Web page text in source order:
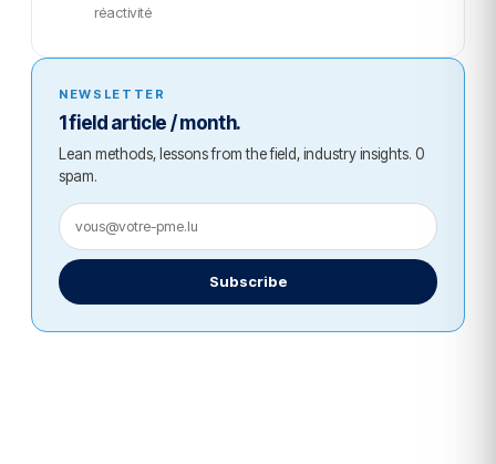
réactivité
NEWSLETTER
1 field article / month.
Lean methods, lessons from the field, industry insights. 0
spam.
Subscribe